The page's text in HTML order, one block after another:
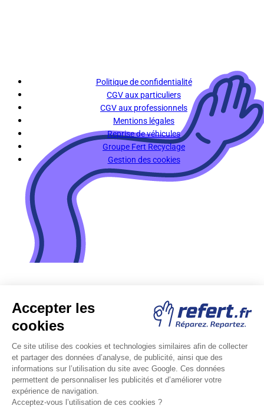
Politique de confidentialité
CGV aux particuliers
CGV aux professionnels
Mentions légales
Reprise de véhicules
Groupe Fert Recyclage
Gestion des cookies